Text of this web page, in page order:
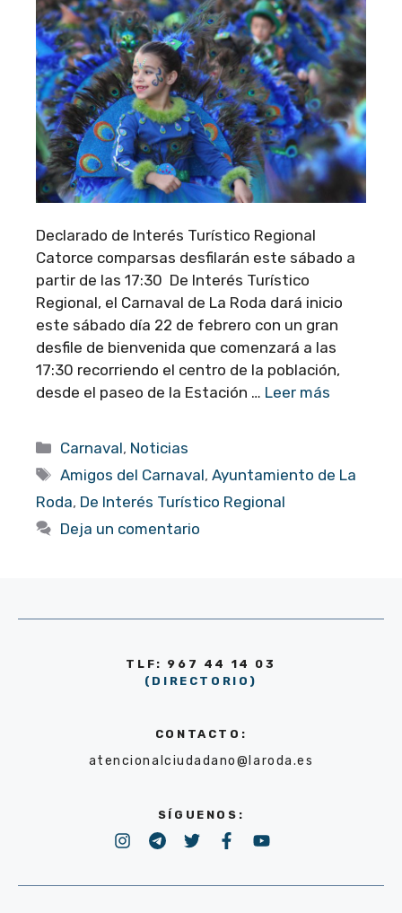
Declarado de Interés Turístico Regional
Catorce comparsas desfilarán este sábado a
partir de las 17:30 De Interés Turístico
Regional, el Carnaval de La Roda dará inicio
este sábado día 22 de febrero con un gran
desfile de bienvenida que comenzará a las
17:30 recorriendo el centro de la población,
desde el paseo de la Estación … Leer más
Categorías
Carnaval, Noticias
Etiquetas
Amigos del Carnaval,Ayuntamiento de La
Roda, De Interés Turístico Regional
Deja un comentario
TLF: 967 44 14 03
(DIRECTORIO)
CONTACTO:
atencionalciudadano@laroda.es
SÍGUENOS: